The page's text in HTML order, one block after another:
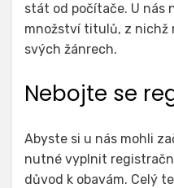
stát od počítače. U nás
množství titulů, z nichž
svých žánrech.
Nebojte se
Abyste si u nás mohli
nutné vyplnit
důvod k obavám. Celý